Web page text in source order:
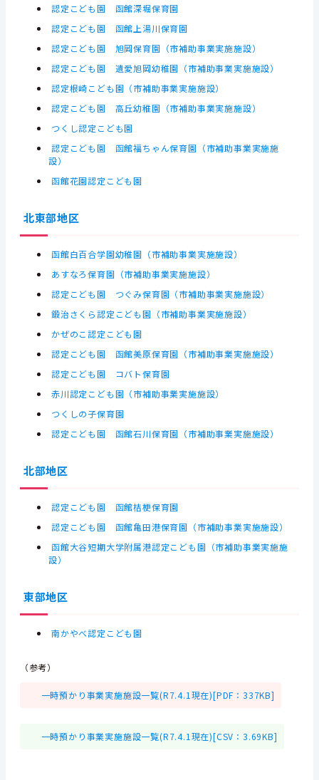
認定こども園 函館深堀保育園
認定こども園 函館上湯川保育園
認定こども園 旭岡保育園（市補助事業実施施設）
認定こども園 遺愛旭岡幼稚園（市補助事業実施施設）
認定根崎こども園（市補助事業実施施設）
認定こども園 高丘幼稚園（市補助事業実施施設）
つくし認定こども園
認定こども園 函館福ちゃん保育園（市補助事業実施施
設）
函館花園認定こども園
北東部地区
函館白百合学園幼稚園（市補助事業実施施設）
あすなろ保育園（市補助事業実施施設）
認定こども園 つぐみ保育園（市補助事業実施施設）
鍛治さくら認定こども園（市補助事業実施施設）
かぜのこ認定こども園
認定こども園 函館美原保育園（市補助事業実施施設）
認定こども園 コバト保育園
赤川認定こども園（市補助事業実施施設）
つくしの子保育園
認定こども園 函館石川保育園（市補助事業実施施設）
北部地区
認定こども園 函館桔梗保育園
認定こども園 函館亀田港保育園（市補助事業実施施設）
函館大谷短期大学附属港認定こども園（市補助事業実施施
設）
東部地区
南かやべ認定こども園
（参考）
一時預かり事業実施施設一覧(R7.4.1現在)[PDF：337KB]
一時預かり事業実施施設一覧(R7.4.1現在)[CSV：3.69KB]